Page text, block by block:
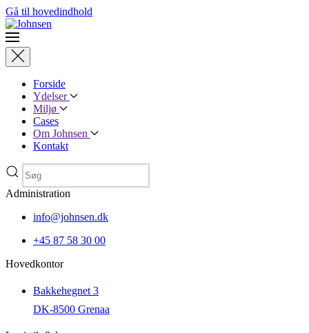
Gå til hovedindhold
Forside
Ydelser
Miljø
Cases
Om Johnsen
Kontakt
Administration
info@johnsen.dk
+45 87 58 30 00
Hovedkontor
Bakkehegnet 3
DK-8500 Grenaa